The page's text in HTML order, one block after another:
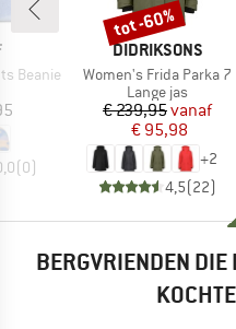
Beanie
(0)
MERK
DIDRIKSONS
Artikel
Women's Frida Parka 7
Productgroep
Lange jas
Prijs
€ 239,95Verlaagde
vanaf
€ 95,98
+2
4,5(22)
Korting
tot -60%
BERGVRIENDEN